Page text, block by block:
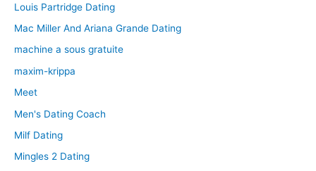
Louis Partridge Dating
Mac Miller And Ariana Grande Dating
machine a sous gratuite
maxim-krippa
Meet
Men's Dating Coach
Milf Dating
Mingles 2 Dating